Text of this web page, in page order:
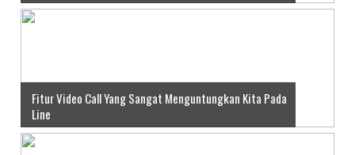
Fitur Video Call Yang Sangat Menguntungkan Kita Pada
Line